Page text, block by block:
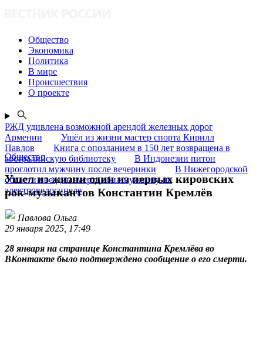
Общество
Экономика
Политика
В мире
Происшествия
О проекте
РЖД удивлена возможной арендой железных дорог
Армении
Ушёл из жизни мастер спорта Кирилл
Павлов
Книга с опозданием в 150 лет возвращена в
австралийскую библиотеку
В Индонезии питон
проглотил мужчину после вечеринки
В Нижегородской
области поезд насмерть сбил мужчину на
электровелосипеде
Общество
Ушел из жизни один из первых кировских
рок-музыкантов Константин Кремлёв
Павлова Ольга
29 января 2025, 17:49
28 января на странице Константина Кремлёва во
ВКонтакте было подтверждено сообщение о его смерти.